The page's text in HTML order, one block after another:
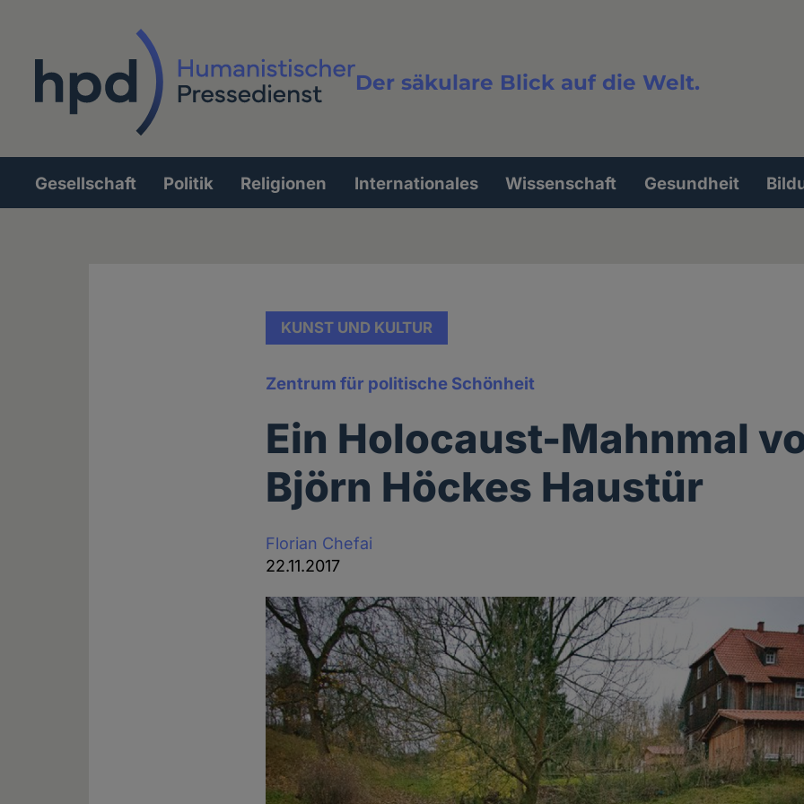
Der säkulare Blick auf die Welt.
Volltextsuche
Hauptnavigation
Gesellschaft Politik Religionen Internationales Wissenschaft Gesundheit
KUNST UND KULTUR
Zentrum für politische Schönheit
Ein Holocaust-Mahnmal
Björn Höckes Haustür
Florian Chefai
22.11.2017